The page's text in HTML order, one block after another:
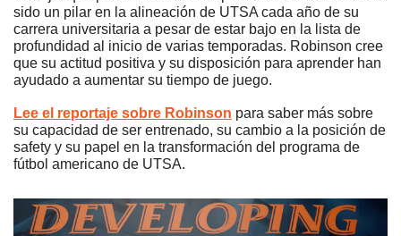
sido un pilar en la alineación de UTSA cada año de su
carrera universitaria a pesar de estar bajo en la lista de
profundidad al inicio de varias temporadas. Robinson cree
que su actitud positiva y su disposición para aprender han
ayudado a aumentar su tiempo de juego.
Lee el reportaje sobre Robinson para saber más sobre
su capacidad de ser entrenado, su cambio a la posición de
safety y su papel en la transformación del programa de
fútbol americano de UTSA.